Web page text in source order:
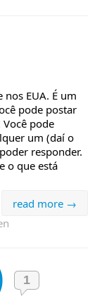
EUA. É um
pode postar
pode
um (daí o
responder.
o que está
read more →
1